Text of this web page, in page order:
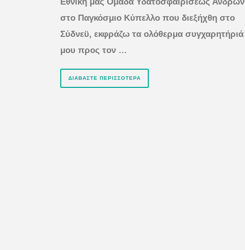
στο Παγκόσμιο Κύπελλο που διεξήχθη στο
Σύδνεϋ, εκφράζω τα ολόθερμα συγχαρητήριά
μου προς τον …
ΔΙΑΒΆΣΤΕ ΠΕΡΙΣΣΌΤΕΡΑ